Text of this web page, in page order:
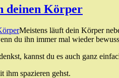
deinen Körper
Meistens läuft dein Körper
du ihn immer mal wieder
kannst du es auch ganz
ihm spazieren gehst.